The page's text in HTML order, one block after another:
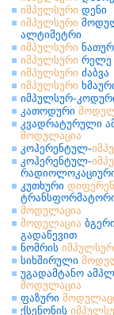
იმპულსური დენი
იმპულსური
ალტიმეტრი
იმპულსური
იმპულსური რელე
იმპულსური ძაბვა
იმპულსური
იმპულსურ-
კათოდური
კვადრატურული
მოდულაცია
კოჰერენტულ-
კოჰერენტულ-
კუთხური
მოდულაცია
მოდულაცია
გადაწევით
ნომრის
სიხშირული
უგადამტანო
მოდულაცია
ფაზური
ქსენონის